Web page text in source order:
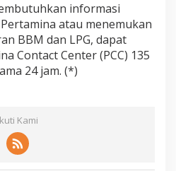
informasi
atau menemukan
BBM dan LPG, dapat
Contact Center (PCC) 135
24 jam. (*)
Kami